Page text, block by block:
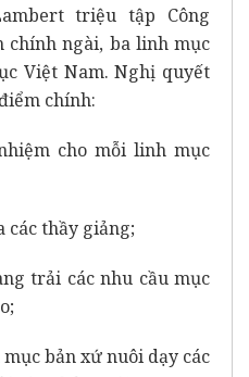
triệu tập Công
chính ngài, ba linh mục
Việt Nam. Nghị quyết
chính:
cho mỗi linh mục
các thầy giảng;
trải các nhu cầu mục
bản xứ nuôi dạy các